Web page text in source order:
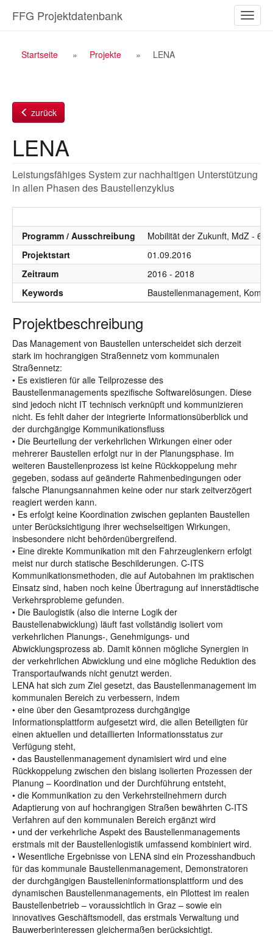
Inhalt
ein-/
FFG Projektdatenbank
Breadcrumb
Startseite Projekte LENA
zurück
LENA
Leistungsfähiges System zur nachhaltigen Unterstützung
in allen Phasen des Baustellenzyklus
Programm / Ausschreibung
Mobilität der Zukunft, MdZ - 6.
Projektstart
01.09.2016
Zeitraum
2016 - 2018
Keywords
Baustellenmanagement,
Projektbeschreibung
Das Management von Baustellen unterscheidet sich derzeit
stark im hochrangigen Straßennetz vom kommunalen
Straßennetz:
• Es existieren für alle Teilprozesse des
Baustellenmanagements spezifische Softwarelösungen. Diese
sind jedoch nicht IT technisch verknüpft und kommunizieren
nicht. Es fehlt daher der integrierte Informationsüberblick und
der durchgängige Kommunikationsfluss
• Die Beurteilung der verkehrlichen Wirkungen einer oder
mehrerer Baustellen erfolgt nur in der Planungsphase. Im
weiteren Baustellenprozess ist keine Rückkoppelung mehr
gegeben, sodass auf geänderte Rahmenbedingungen oder
falsche Planungsannahmen keine oder nur stark zeitverzögert
reagiert werden kann.
• Es erfolgt keine Koordination zwischen geplanten Baustellen
unter Berücksichtigung ihrer wechselseitigen Wirkungen,
insbesondere nicht behördenübergreifend.
• Eine direkte Kommunikation mit den Fahrzeuglenkern erfolgt
meist nur durch statische Beschilderungen. C-ITS
Kommunikationsmethoden, die auf Autobahnen im praktischen
Einsatz sind, haben noch keine Übertragung auf innerstädtische
Verkehrsprobleme gefunden.
• Die Baulogistik (also die interne Logik der
Baustellenabwicklung) läuft fast vollständig isoliert vom
verkehrlichen Planungs-, Genehmigungs- und
Abwicklungsprozess ab. Damit können mögliche Synergien in
der verkehrlichen Abwicklung und eine mögliche Reduktion des
Transportaufwands nicht genutzt werden.
LENA hat sich zum Ziel gesetzt, das Baustellenmanagement im
kommunalen Bereich zu verbessern, indem
• eine über den Gesamtprozess durchgängige
Informationsplattform aufgesetzt wird, die allen Beteiligten für
einen aktuellen und detaillierten Informationsstatus zur
Verfügung steht,
• das Baustellenmanagement dynamisiert wird und eine
Rückkoppelung zwischen den bislang isolierten Prozessen der
Planung – Koordination und der Durchführung entsteht,
• die Kommunikation zu den Verkehrsteilnehmern durch
Adaptierung von auf hochrangigen Straßen bewährten C-ITS
Verfahren auf den kommunalen Bereich ergänzt wird
• und der verkehrliche Aspekt des Baustellenmanagements
erstmals mit der Baustellenlogistik umfassend kombiniert wird.
• Wesentliche Ergebnisse von LENA sind ein Prozesshandbuch
für das kommunale Baustellenmanagement, Demonstratoren
der durchgängigen Baustelleninformationsplattform und des
dynamischen Baustellenmanagements, ein Pilottest im realen
Baustellenbetrieb – voraussichtlich in Graz – sowie ein
innovatives Geschäftsmodell, das erstmals Verwaltung und
Bauwerberinteressen gleichermaßen berücksichtigt.